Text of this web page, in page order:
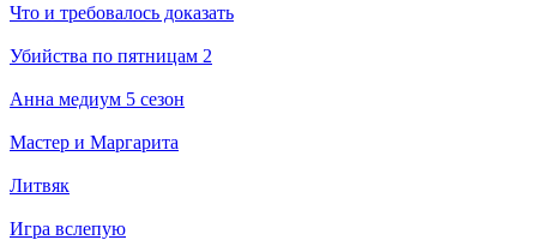
Что и требовалось доказать
Убийства по пятницам 2
Анна медиум 5 сезон
Мастер и Маргарита
Литвяк
Игра вслепую